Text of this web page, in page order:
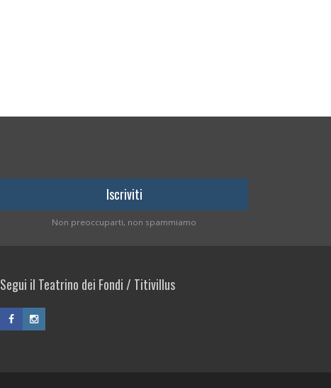
Non preoccuparti, non spammiamo
Segui il Teatrino dei Fondi / Titivillus